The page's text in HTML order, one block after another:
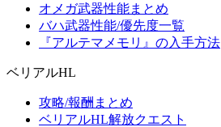
オメガ武器性能まとめ
バハ武器性能/優先度一覧
『アルテマメモリ』の入手方法
ベリアルHL
攻略/報酬まとめ
ベリアルHL解放クエスト